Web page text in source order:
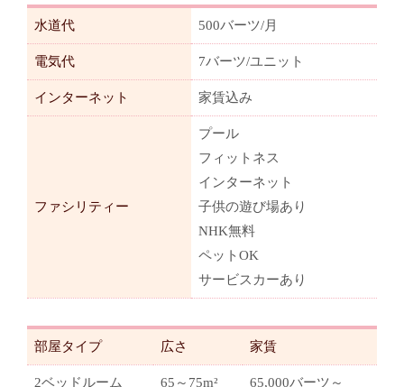
水道代 500バーツ/月
電気代 7バーツ/ユニット
インターネット 家賃込み
ファシリティー
プール
フィットネス
インターネット
子供の遊び場あり
NHK無料
ペットOK
サービスカーあり
部屋タイプ 広さ 家賃
2ベッドルーム 65～75m² 65,000バーツ～